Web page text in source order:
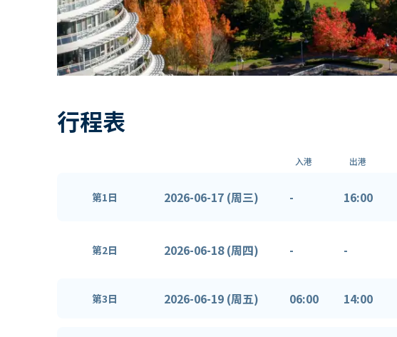
行程表
入港 出港
第1日 2026-06-17 (周三) - 16:00
第2日 2026-06-18 (周四) - -
第3日 2026-06-19 (周五) 06:00 14:00